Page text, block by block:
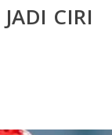
CIRI